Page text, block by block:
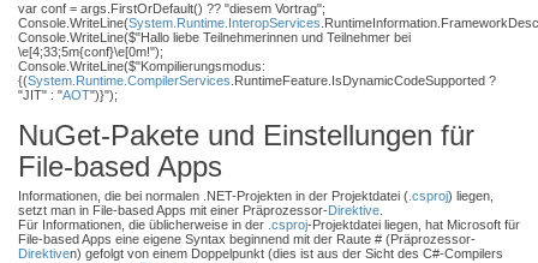
var conf = args.FirstOrDefault() ?? "diesem Vortrag";
Console.WriteLine(System.Runtime.InteropServices
Console.WriteLine($"Hallo liebe Teilnehmerinnen und Teilnehmer bei
\e[4;33;5m{conf}\e[0m!");
Console.WriteLine($"Kompilierungsmodus:
{(System.Runtime.CompilerServices .RuntimeFeature.IsDynamicCodeSupported ?
"JIT" : "AOT")}");
NuGet-Pakete und Einstellungen für
File-based Apps
Informationen, die bei normalen .NET-Projekten in der Projektdatei ( .csproj) liegen,
setzt man in File-based Apps mit einer Präprozessor-Direktive
Für Informationen, die üblicherweise in der .csproj-Projektdatei liegen, hat Microsoft für
File-based Apps eine eigene Syntax beginnend mit der Raute # (Präprozessor-
Direktiven) gefolgt von einem Doppelpunkt (dies ist aus der Sicht des C#-Compilers